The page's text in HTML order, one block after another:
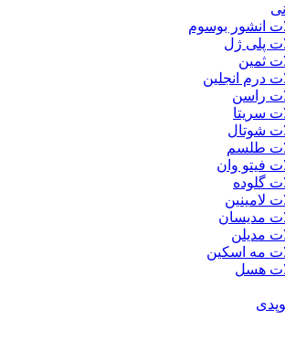
انشور بوسوم
پلی ژل
ثمین
درم انجلین
راسن
سریتا
شوتال
طلسم
فیتو وان
گلوده
لامینین
مدیسان
مدیلن
مه اسکین
هسل